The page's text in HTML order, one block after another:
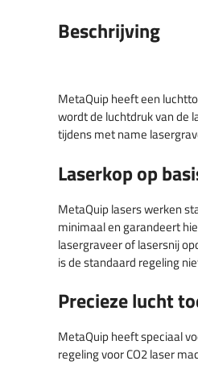
Beschrijving
MetaQuip heeft een
wordt de luchtdruk van de
tijdens met name
Laserkop op
MetaQuip lasers werken
minimaal en garandeert
lasergraveer of lasersnij
is de standaard regeling
Precieze lucht
MetaQuip heeft speciaal
regeling voor CO2 laser